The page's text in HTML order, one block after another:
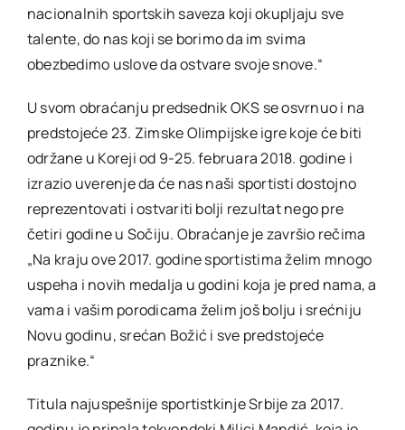
nacionalnih sportskih saveza koji okupljaju sve
talente, do nas koji se borimo da im svima
obezbedimo uslove da ostvare svoje snove.“
U svom obraćanju predsednik OKS se osvrnuo i na
predstojeće 23. Zimske Olimpijske igre koje će biti
održane u Koreji od 9-25. februara 2018. godine i
izrazio uverenje da će nas naši sportisti dostojno
reprezentovati i ostvariti bolji rezultat nego pre
četiri godine u Sočiju. Obraćanje je završio rečima
„Na kraju ove 2017. godine sportistima želim mnogo
uspeha i novih medalja u godini koja je pred nama, a
vama i vašim porodicama želim još bolju i srećniju
Novu godinu, srećan Božić i sve predstojeće
praznike.“
Titula najuspešnije sportistkinje Srbije za 2017.